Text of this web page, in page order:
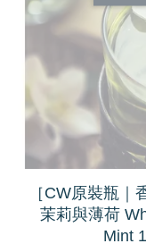
［CW原裝瓶｜
茉莉與薄荷
Mint